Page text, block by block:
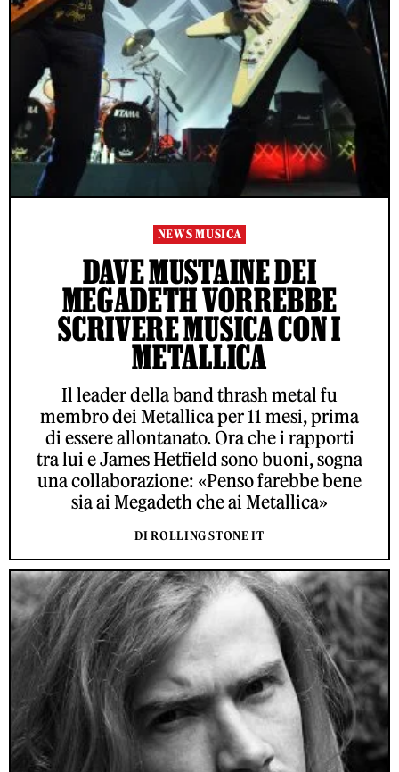
NEWS MUSICA
DAVE MUSTAINE DEI
MEGADETH VORREBBE
SCRIVERE MUSICA CON I
METALLICA
Il leader della band thrash metal fu
membro dei Metallica per 11 mesi, prima
di essere allontanato. Ora che i rapporti
tra lui e James Hetfield sono buoni, sogna
una collaborazione: «Penso farebbe bene
sia ai Megadeth che ai Metallica»
DI ROLLING STONE IT